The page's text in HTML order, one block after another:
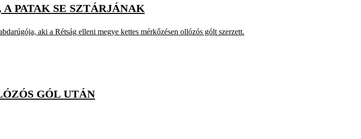
PATAK SE SZTÁRJÁNAK
aki a Rétság elleni megye kettes mérkőzésen ollózós gólt szerzett.
GÓL UTÁN